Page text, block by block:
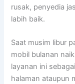
rusak, penyedia
labih baik.
Saat musim libur
mobil bulanan
layanan ini
halaman ataupun